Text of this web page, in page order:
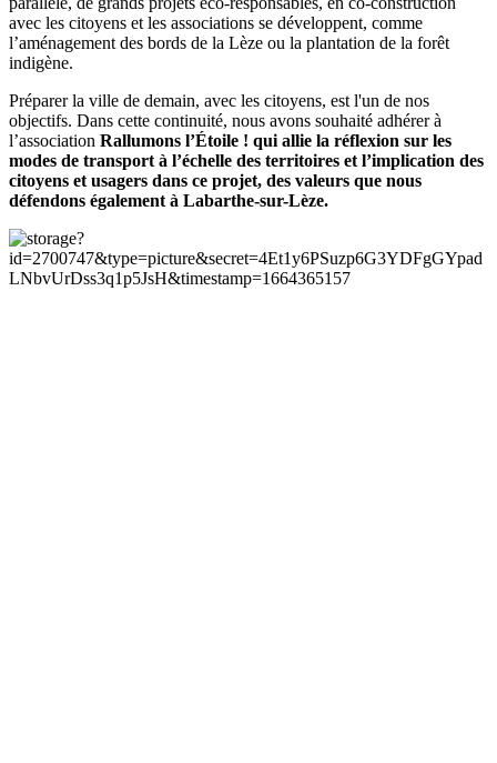
avec les citoyens et les associations se développent, comme
l’aménagement des bords de la Lèze ou la plantation de la forêt
indigène.
Préparer la ville de demain, avec les citoyens, est l'un de nos
objectifs. Dans cette continuité, nous avons souhaité adhérer à
l’association Rallumons l’Étoile ! qui allie la réflexion sur les
modes de transport à l’échelle des territoires et l’implication des
citoyens et usagers dans ce projet, des valeurs que nous
défendons également à Labarthe-sur-Lèze.